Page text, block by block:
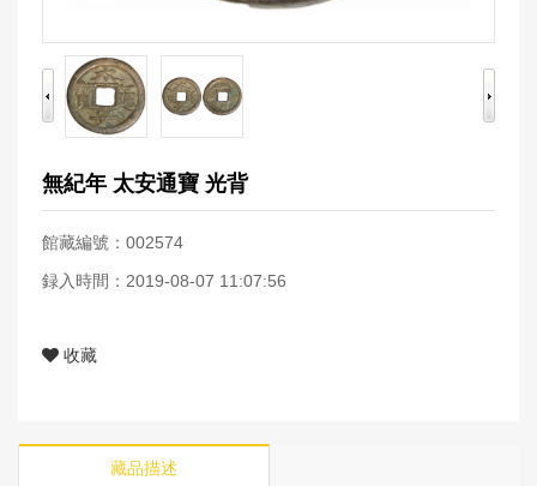
無紀年 太安通寶 光背
館藏編號：002574
録入時間：2019-08-07 11:07:56
收藏
藏品描述